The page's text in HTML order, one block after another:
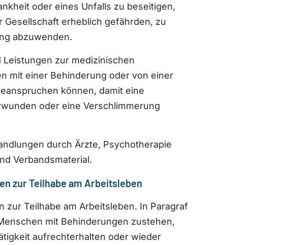
oder eines Unfalls zu beseitigen,
Gesellschaft erheblich gefährden, zu
abzuwenden.
Leistungen zur medizinischen
mit einer Behinderung oder von einer
können, damit eine
oder eine Verschlimmerung
durch Ärzte, Psychotherapie
Verbandsmaterial.
zur Teilhabe am Arbeitsleben
zur Teilhabe am Arbeitsleben. In Paragraf
mit Behinderungen zustehen,
aufrechterhalten oder wieder